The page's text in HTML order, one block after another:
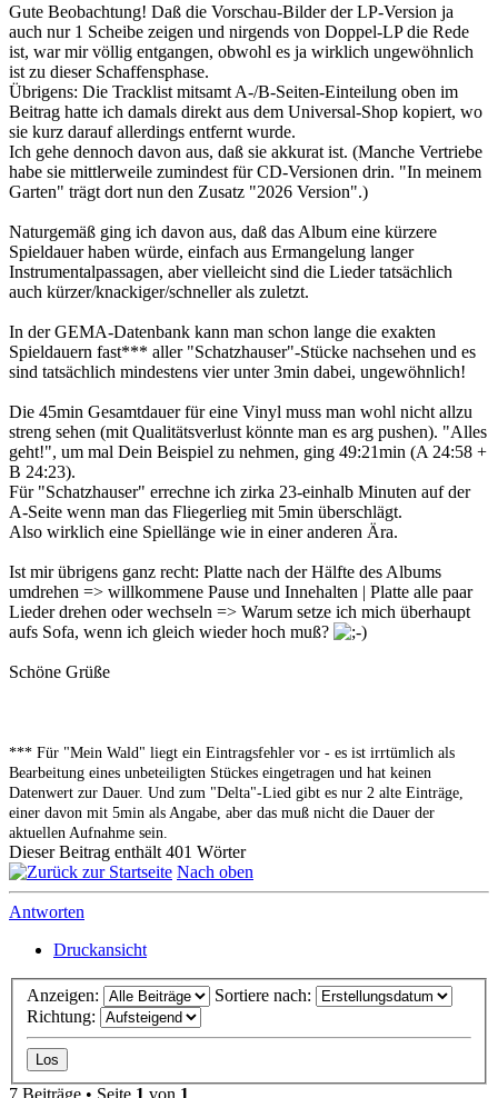
Gute Beobachtung! Daß die Vorschau-Bilder der LP-Version ja
auch nur 1 Scheibe zeigen und nirgends von Doppel-LP die Rede
ist, war mir völlig entgangen, obwohl es ja wirklich ungewöhnlich
ist zu dieser Schaffensphase.
Übrigens: Die Tracklist mitsamt A-/B-Seiten-Einteilung oben im
Beitrag hatte ich damals direkt aus dem Universal-Shop kopiert, wo
sie kurz darauf allerdings entfernt wurde.
Ich gehe dennoch davon aus, daß sie akkurat ist. (Manche Vertriebe
habe sie mittlerweile zumindest für CD-Versionen drin. "In meinem
Garten" trägt dort nun den Zusatz "2026 Version".)
Naturgemäß ging ich davon aus, daß das Album eine kürzere
Spieldauer haben würde, einfach aus Ermangelung langer
Instrumentalpassagen, aber vielleicht sind die Lieder tatsächlich
auch kürzer/knackiger/schneller als zuletzt.
In der GEMA-Datenbank kann man schon lange die exakten
Spieldauern fast*** aller "Schatzhauser"-Stücke nachsehen und es
sind tatsächlich mindestens vier unter 3min dabei, ungewöhnlich!
Die 45min Gesamtdauer für eine Vinyl muss man wohl nicht allzu
streng sehen (mit Qualitätsverlust könnte man es arg pushen). "Alles
geht!", um mal Dein Beispiel zu nehmen, ging 49:21min (A 24:58 +
B 24:23).
Für "Schatzhauser" errechne ich zirka 23-einhalb Minuten auf der
A-Seite wenn man das Fliegerlieg mit 5min überschlägt.
Also wirklich eine Spiellänge wie in einer anderen Ära.
Ist mir übrigens ganz recht: Platte nach der Hälfte des Albums
umdrehen => willkommene Pause und Innehalten | Platte alle paar
Lieder drehen oder wechseln => Warum setze ich mich überhaupt
aufs Sofa, wenn ich gleich wieder hoch muß?
Schöne Grüße
*** Für "Mein Wald" liegt ein Eintragsfehler vor - es ist irrtümlich als
Bearbeitung eines unbeteiligten Stückes eingetragen und hat keinen
Datenwert zur Dauer. Und zum "Delta"-Lied gibt es nur 2 alte Einträge,
einer davon mit 5min als Angabe, aber das muß nicht die Dauer der
aktuellen Aufnahme sein.
Dieser Beitrag enthält 401 Wörter
Nach oben
Antworten
Druckansicht
Anzeigen:
Sortiere nach:
Richtung: